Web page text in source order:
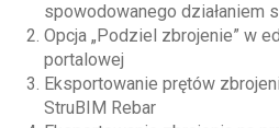
spowodowanego działaniem
Opcja „Podziel zbrojenie” w
portalowej
Eksportowanie prętów
StruBIM Rebar